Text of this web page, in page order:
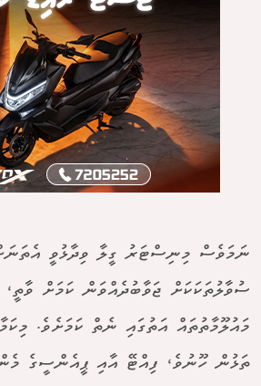
ނަމަވެސް މިނިސްޓަރު ގީލާ ވިދާޅުވީ
ސުވާލުތަކަކަށް ޖަވާބުދެއްވަން ކަމަށް
މައުލޫމާތުތައް އަތުގައި ނެތް ކަމަށެވެ.
ތަޅުން ހޫނުވެ، ފިއްޓޭ އާއި ޕީއެންސީގެ